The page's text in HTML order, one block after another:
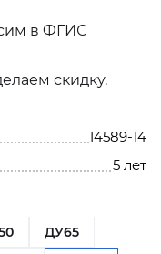
в ФГИС
скидку.
14589-14
5 лет
ДУ65